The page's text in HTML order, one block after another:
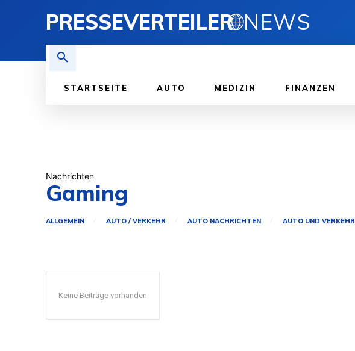
PRESSEVERTEILER🌐NEWS
STARTSEITE AUTO MEDIZIN FINANZEN
Nachrichten
Gaming
ALLGEMEIN AUTO / VERKEHR AUTO NACHRICHTEN AUTO UND VERKEHR
Keine Beiträge vorhanden